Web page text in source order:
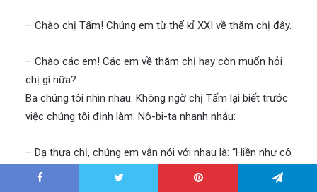
– Chào chị Tấm! Chúng em từ thế kỉ XXI về thăm chị đây.
– Chào các em! Các em về thăm chị hay còn muốn hỏi
chị gì nữa?
Ba chúng tôi nhìn nhau. Không ngờ chị Tấm lại biết trước
việc chúng tôi định làm. Nô-bi-ta nhanh nhảu:
– Dạ thưa chị, chúng em vẫn nói với nhau là: “Hiền như cô
Tấm”.